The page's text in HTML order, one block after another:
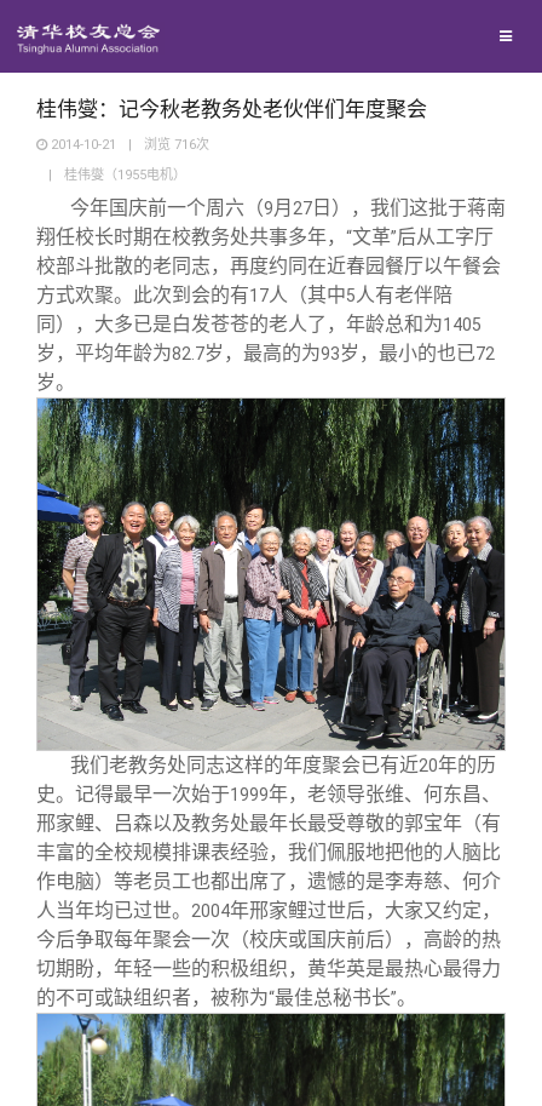
西南联大校友会
义工计划
新媒体平台
青春风采
校友讲坛
校友视界
校友服务
终身学习
信息化服务
三创大赛
实用信息
校友总会
总会简介
会长致辞
总会章程
理事会名单
制度法规
联系我们
关闭
桂伟燮：记今秋老教务处老伙伴们年度聚会
2014-10-21 | 浏览 716次
|
桂伟燮（1955电机）
今年国庆前一个周六（9月 27 日），我们这批于蒋南
翔任校长时期在校教务处共事多年， “文革”后从工字厅
校部斗批散的老同志，再度约同在近春园餐厅以午餐会
方式欢聚。此次到会的有17人（其中5人有老伴陪
同），大多已是白发苍苍的老人了，年龄总和为1405
岁，平均年龄为82.7岁，最高的为93岁，最小的也已72
岁。
我们老教务处同志这样的年度聚会已有近20年的历
史。记得最早一次始于1999年，老领导张维、何东昌、
邢家鲤、吕森以及教务处最年长最受尊敬的郭宝年（有
丰富的全校规模排课表经验，我们佩服地把他的人脑比
作电脑）等老员工也都出席了，遗憾的是李寿慈、何介
人当年均已过世。
2004年邢家鲤过世后，大家又约定，
今后争取每年聚会一次（校庆或国庆前后），高龄的热
切期盼，年轻一些的积极组织，黄华英是最热心最得力
的不可或缺组织者，被称为“最佳总秘书长”。